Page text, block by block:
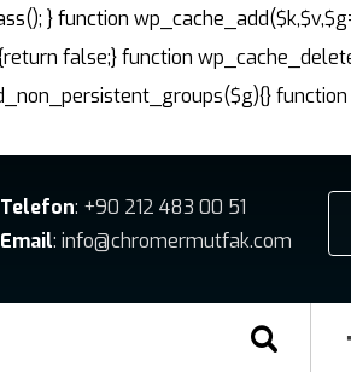
} function
false;} function
Telefon: +90 212 483 00 51
Email: info@chromermutfak.com